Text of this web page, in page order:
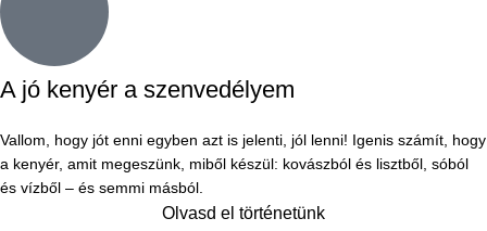
A jó kenyér a szenvedélyem
Vallom, hogy jót enni egyben azt is jelenti, jól lenni! Igenis számít, hogy
a kenyér, amit megeszünk, miből készül: kovászból és lisztből, sóból
és vízből – és semmi másból.
Olvasd el történetünk